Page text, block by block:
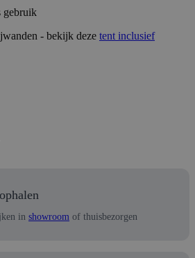
gebruik
- bekijk deze tent inclusief
in showroom of thuisbezorgen